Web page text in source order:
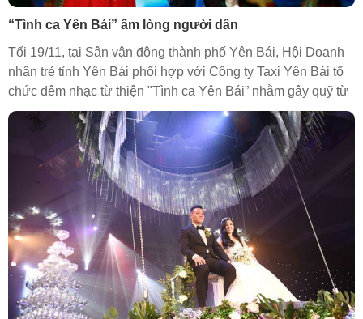
“Tình ca Yên Bái” ấm lòng người dân
Tối 19/11, tại Sân vận động thành phố Yên Bái, Hội Doanh
nhân trẻ tỉnh Yên Bái phối hợp với Công ty Taxi Yên Bái tổ
chức đêm nhạc từ thiện "Tình ca Yên Bái” nhằm gây quỹ từ
thiện ủng hộ đồng bào vùng bị thiên tai của tỉnh Yên Bái.